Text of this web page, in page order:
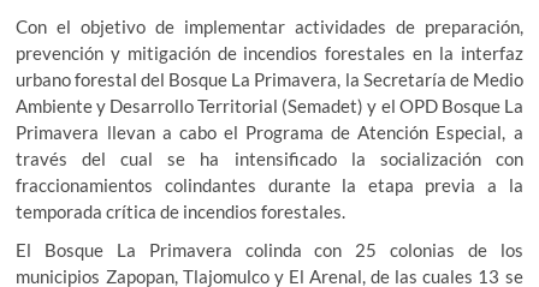
Con el objetivo de implementar actividades de preparación,
prevención y mitigación de incendios forestales en la interfaz
urbano forestal del Bosque La Primavera, la Secretaría de Medio
Ambiente y Desarrollo Territorial (Semadet) y el OPD Bosque La
Primavera llevan a cabo el Programa de Atención Especial, a
través del cual se ha intensificado la socialización con
fraccionamientos colindantes durante la etapa previa a la
temporada crítica de incendios forestales.
El Bosque La Primavera colinda con 25 colonias de los
municipios Zapopan, Tlajomulco y El Arenal, de las cuales 13 se